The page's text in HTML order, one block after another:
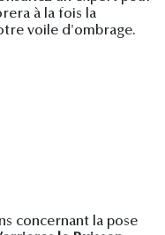
à la fois la
voile d'ombrage.
concernant la pose